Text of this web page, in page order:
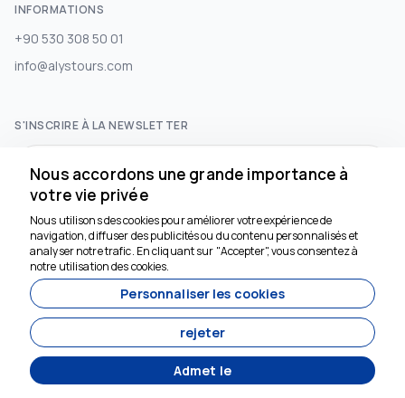
INFORMATIONS
+90 530 308 50 01
info@alystours.com
S'INSCRIRE À LA NEWSLETTER
S'abonner
RÉSEAUX SOCIAUX
Nous accordons une grande importance à
votre vie privée
Nous utilisons des cookies pour améliorer votre expérience de
navigation, diffuser des publicités ou du contenu personnalisés et
analyser notre trafic. En cliquant sur "Accepter", vous consentez à
notre utilisation des cookies.
Personnaliser les cookies
rejeter
Admet le
Nous sommes là pour
vous aider